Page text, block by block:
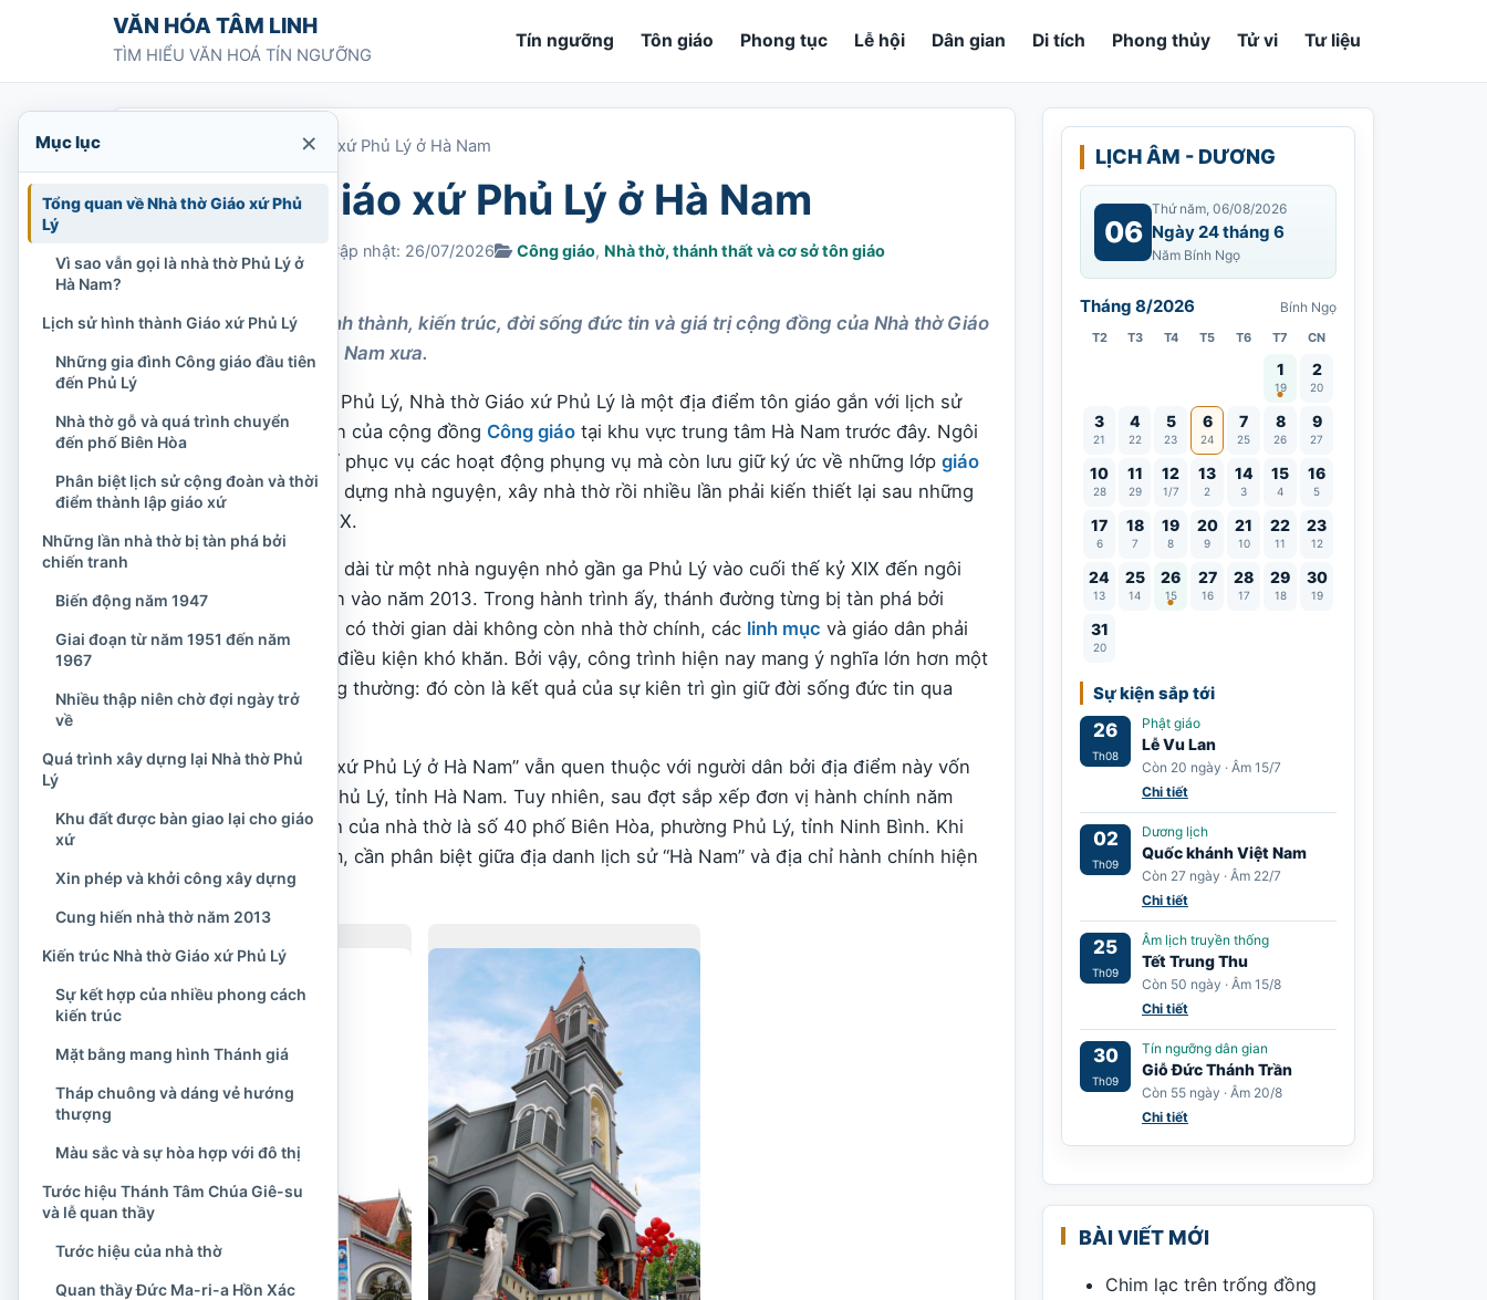
Chuyển tới nội dungVĂN HÓA TÂM LINH
TÌM HIỂU VĂN HOÁ TÍN NGƯỠNG
Tín ngưỡng Tôn giáo Phong tục Lễ hội Dân gian Di tích Phong thủy Tử vi Tư liệu
Nhà thờ Giáo xứ Phủ Lý ở Hà Nam
Nhà thờ Giáo xứ Phủ Lý ở Hà Nam
Cập nhật: 26/07/2026 Công giáo, Nhà thờ, thánh thất và cơ sở tôn giáo
Khám phá lịch sử hình thành, kiến trúc, đời sống đức tin và giá trị cộng đồng của Nhà thờ Giáo
xứ Phủ Lý ở vùng Hà Nam xưa.
Giữa không gian đô thị Phủ Lý, Nhà thờ Giáo xứ Phủ Lý là một địa điểm tôn giáo gắn với lịch sử
hình thành và phát triển của cộng đồng Công giáo tại khu vực trung tâm Hà Nam trước đây. Ngôi
thánh đường không chỉ phục vụ các hoạt động phụng vụ mà còn lưu giữ ký ức về những lớp giáo
dânđã đến lập nghiệp, dựng nhà nguyện, xây nhà thờ rồi nhiều lần phải kiến thiết lại sau những
biến động của thế kỷ XX.
Lịch sử của giáo xứ trải dài từ một nhà nguyện nhỏ gần ga Phủ Lý vào cuối thế kỷ XIX đến ngôi
nhà thờ được cung hiến vào năm 2013. Trong hành trình ấy, thánh đường từng bị tàn phá bởi
chiến tranh, cộng đoàn có thời gian dài không còn nhà thờ chính, các linh mục và giáo dân phải
sinh hoạt trong những điều kiện khó khăn. Bởi vậy, công trình hiện nay mang ý nghĩa lớn hơn một
kiến trúc tôn giáo thông thường: đó còn là kết quả của sự kiên trì gìn giữ đời sống đức tin qua
Tên gọi “Nhà thờ Giáo xứ Phủ Lý ở Hà Nam” vẫn quen thuộc với người dân bởi địa điểm này vốn
nằm trong thành phố Phủ Lý, tỉnh Hà Nam. Tuy nhiên, sau đợt sắp xếp đơn vị hành chính năm
2025, địa chỉ hiện hành của nhà thờ là số 40 phố Biên Hòa, phường Phủ Lý, tỉnh Ninh Bình. Khi
tìm hiểu hoặc đến thăm, cần phân biệt giữa địa danh lịch sử “Hà Nam” và địa chỉ hành chính hiện
tại.
LỊCH ÂM - DƯƠNG
06
Thứ năm, 06/08/2026
Ngày 24 tháng 6
Năm Bính Ngọ
Tháng 8/2026 Bính Ngọ
T2 T3 T4 T5 T6 T7 CN
1
19
Vía Quán Thế Âm thành đạo
2
20
3
21
4
22
5
23
6
24
7
25
8
26
9
27
10
28
11
29
12
1/7
13
2
14
3
15
4
16
5
17
6
18
7
19
8
20
9
21
10
22
11
23
12
24
13
25
14
26
15
Lễ Vu Lan
27
16
28
17
29
18
30
19
31
20
Sự kiện sắp tới
26
Th08
Phật giáo
Lễ Vu Lan
Còn 20 ngày · Âm 15/7
Chi tiết
02
Th09
Dương lịch
Quốc khánh Việt Nam
Còn 27 ngày · Âm 22/7
Chi tiết
25
Th09
Âm lịch truyền thống
Tết Trung Thu
Còn 50 ngày · Âm 15/8
Chi tiết
30
Th09
Tín ngưỡng dân gian
Giỗ Đức Thánh Trần
Còn 55 ngày · Âm 20/8
Chi tiết
BÀI VIẾT MỚI
Chim lạc trên trống đồng
Mục lục ×
Tổng quan về Nhà thờ Giáo xứ Phủ
Lý
Vì sao vẫn gọi là nhà thờ Phủ Lý ở
Hà Nam?
Lịch sử hình thành Giáo xứ Phủ Lý
Những gia đình Công giáo đầu tiên
đến Phủ Lý
Nhà thờ gỗ và quá trình chuyển
đến phố Biên Hòa
Phân biệt lịch sử cộng đoàn và thời
điểm thành lập giáo xứ
Những lần nhà thờ bị tàn phá bởi
chiến tranh
Biến động năm 1947
Giai đoạn từ năm 1951 đến năm
1967
Nhiều thập niên chờ đợi ngày trở
về
Quá trình xây dựng lại Nhà thờ Phủ
Lý
Khu đất được bàn giao lại cho giáo
xứ
Xin phép và khởi công xây dựng
Cung hiến nhà thờ năm 2013
Kiến trúc Nhà thờ Giáo xứ Phủ Lý
Sự kết hợp của nhiều phong cách
kiến trúc
Mặt bằng mang hình Thánh giá
Tháp chuông và dáng vẻ hướng
thượng
Màu sắc và sự hòa hợp với đô thị
Tước hiệu Thánh Tâm Chúa Giê-su
và lễ quan thầy
Tước hiệu của nhà thờ
Quan thầy Đức Ma-ri-a Hồn Xác